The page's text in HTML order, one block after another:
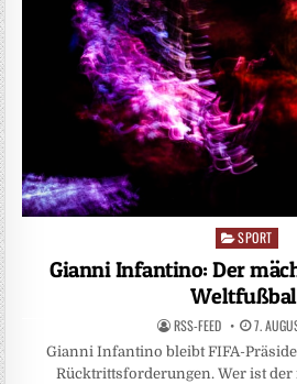
Posted
in
SPORT
Gianni Infantino: Der
RSS-FEED 7.
Gianni Infantino bleibt FIFA-
Rücktrittsforderungen. Wer ist